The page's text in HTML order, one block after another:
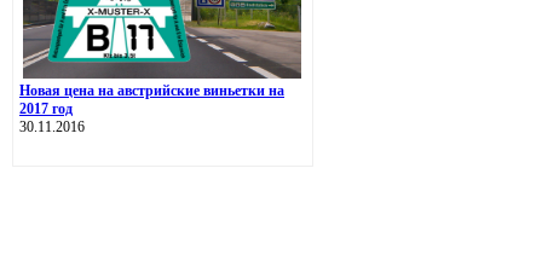
Новая цена на австрийские виньетки на
2017 год
30.11.2016